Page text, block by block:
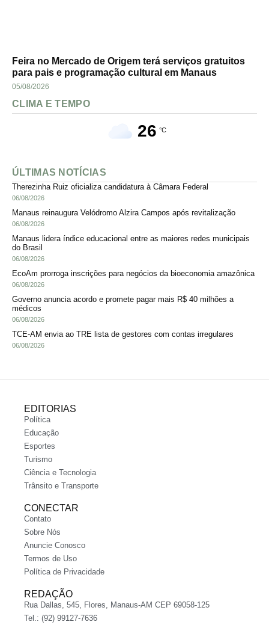
Feira no Mercado de Origem terá serviços gratuitos
para pais e programação cultural em Manaus
05/08/2026
CLIMA E TEMPO
26 °C
ÚLTIMAS NOTÍCIAS
Therezinha Ruiz oficializa candidatura à Câmara Federal
06/08/2026
Manaus reinaugura Velódromo Alzira Campos após revitalização
06/08/2026
Manaus lidera índice educacional entre as maiores redes municipais
do Brasil
06/08/2026
EcoAm prorroga inscrições para negócios da bioeconomia amazônica
06/08/2026
Governo anuncia acordo e promete pagar mais R$ 40 milhões a
médicos
06/08/2026
TCE-AM envia ao TRE lista de gestores com contas irregulares
06/08/2026
EDITORIAS
Política
Educação
Esportes
Turismo
Ciência e Tecnologia
Trânsito e Transporte
CONECTAR
Contato
Sobre Nós
Anuncie Conosco
Termos de Uso
Política de Privacidade
REDAÇÃO
Rua Dallas, 545, Flores, Manaus-AM CEP 69058-125
Tel.: (92) 99127-7636